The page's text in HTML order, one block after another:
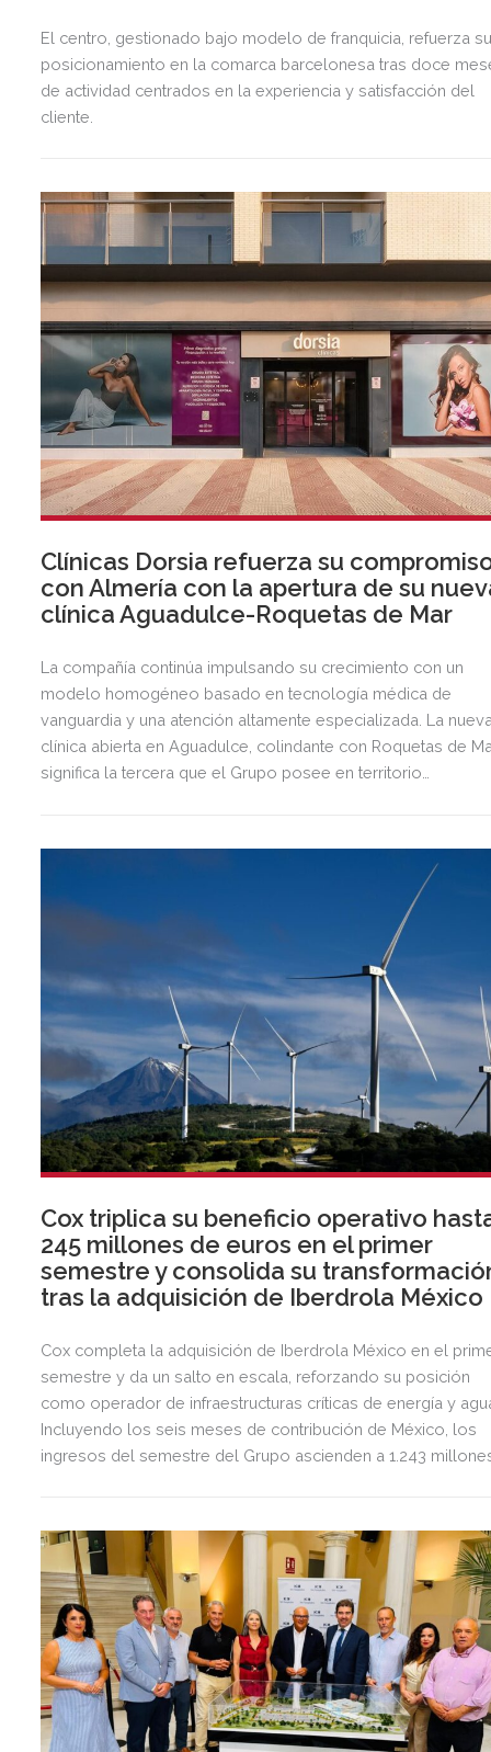
El centro, gestionado bajo modelo de franquicia, refuerza
posicionamiento en la comarca barcelonesa tras doce
de actividad centrados en la experiencia y satisfacción del
cliente.
Clínicas Dorsia refuerza su
con Almería con la apertura de su
clínica Aguadulce-Roquetas de Mar
La compañía continúa impulsando su crecimiento con un
modelo homogéneo basado en tecnología médica de
vanguardia y una atención altamente especializada. La
clínica abierta en Aguadulce, colindante con Roquetas de
significa la tercera que el Grupo posee en territorio
Cox triplica su beneficio operativo
245 millones de euros en el primer
semestre y consolida su
tras la adquisición de Iberdrola México
Cox completa la adquisición de Iberdrola México en el
semestre y da un salto en escala, reforzando su posición
como operador de infraestructuras críticas de energía y
Incluyendo los seis meses de contribución de México, los
ingresos del semestre del Grupo ascienden a 1.243